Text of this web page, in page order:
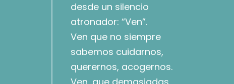
desde un silencio
atronador: “Ven”.
Ven que no siempre
sabemos cuidarnos,
querernos, acogernos.